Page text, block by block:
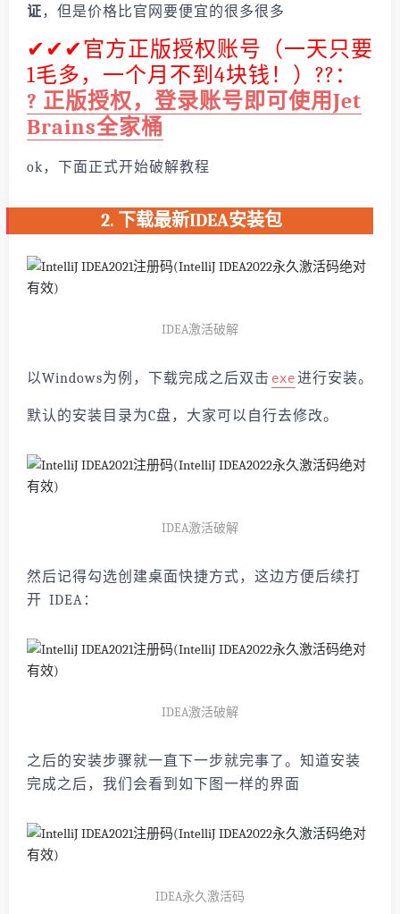
证，但是价格比官网要便宜的很多很多
✔✔✔官方正版授权账号（一天只要
1毛多，一个月不到4块钱！）?️?️：
? 正版授权，登录账号即可使用Jet
Brains全家桶
ok，下面正式开始破解教程
2. 下载最新IDEA安装包
IDEA激活破解
以Windows为例，下载完成之后双击 exe进行安装。
默认的安装目录为C盘，大家可以自行去修改。
IDEA激活破解
然后记得勾选创建桌面快捷方式，这边方便后续打
开 IDEA：
IDEA激活破解
之后的安装步骤就一直下一步就完事了。知道安装
完成之后，我们会看到如下图一样的界面
IDEA永久激活码